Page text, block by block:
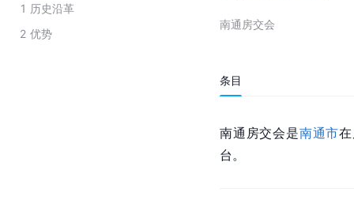
1 历史沿革
2 优势
南通房交会
条目
南通房交会是南通市
台。